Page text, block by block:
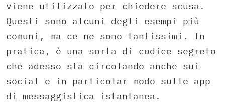
viene utilizzato per chiedere scusa.
Questi sono alcuni degli esempi più
comuni, ma ce ne sono tantissimi. In
pratica, è una sorta di codice segreto
che adesso sta circolando anche sui
social e in particolar modo sulle app
di messaggistica istantanea.